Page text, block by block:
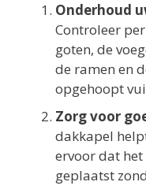
Onderhoud
Controleer
goten, de
de ramen en
opgehoopt
Zorg voor
dakkapel
ervoor dat
geplaatst